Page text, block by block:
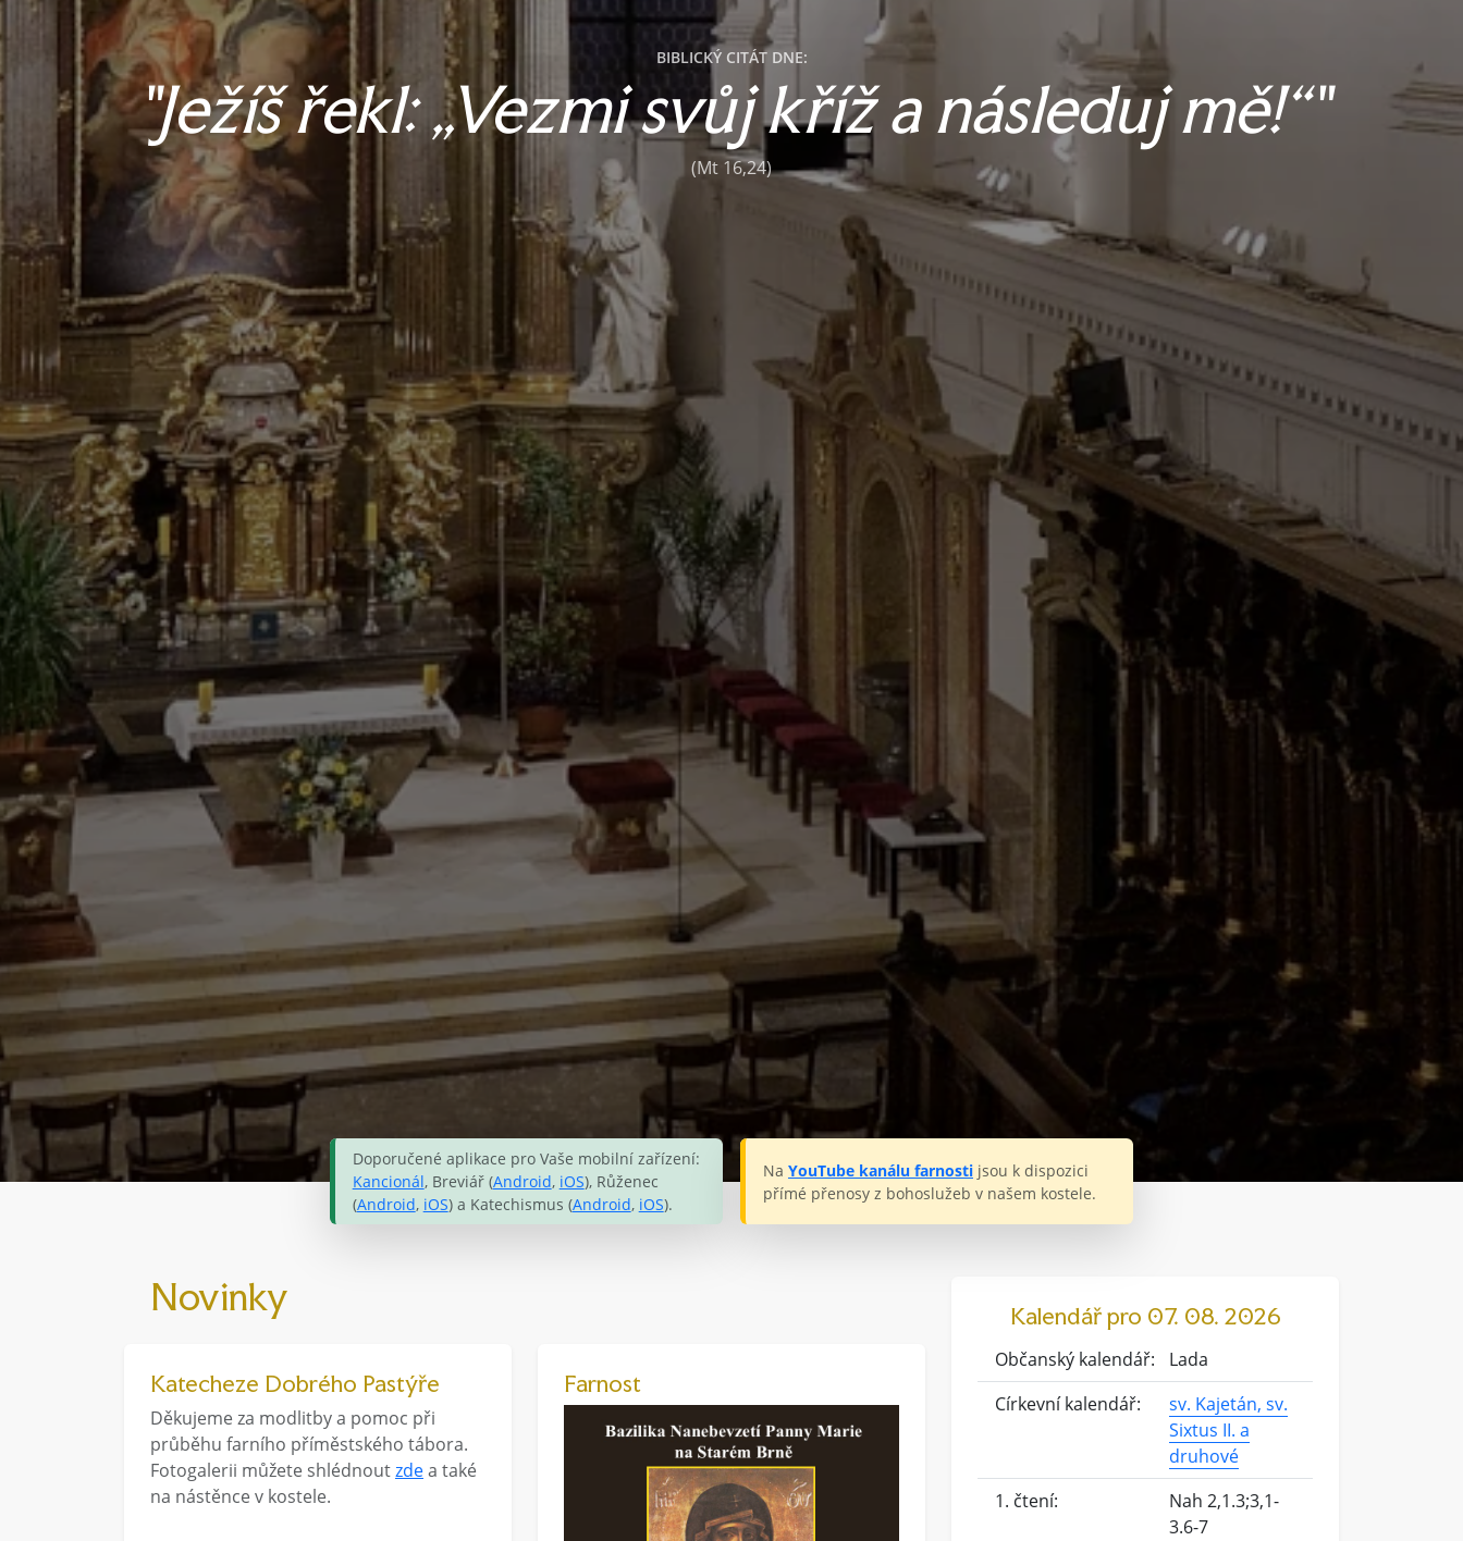
BIBLICKÝ CITÁT DNE:
"Ježíš řekl: „Vezmi svůj kříž a následuj mě!“"
(Mt 16,24)
Doporučené aplikace pro Vaše mobilní zařízení:
Kancionál, Breviář (Android, iOS), Růženec
(Android, iOS) a Katechismus (Android, iOS).
Na YouTube kanálu farnosti jsou k dispozici
přímé přenosy z bohoslužeb v našem kostele.
Novinky
Katecheze Dobrého Pastýře
Děkujeme za modlitby a pomoc při
průběhu farního příměstského tábora.
Fotogalerii můžete shlédnoutzdea také
na nástěnce v kostele.
Farnost
Kalendář pro 07. 08. 2026
Občanský kalendář:
Lada
Církevní kalendář:
sv. Kajetán, sv.
Sixtus II. a
druhové
1. čtení:
Nah 2,1.3;3,1-
3.6-7